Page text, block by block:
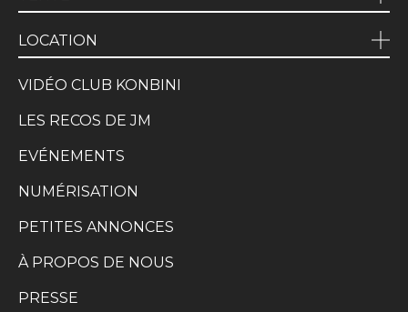
LOCATION
VIDÉO CLUB KONBINI
LES RECOS DE JM
EVÉNEMENTS
NUMÉRISATION
PETITES ANNONCES
À PROPOS DE NOUS
PRESSE